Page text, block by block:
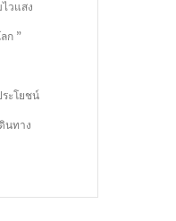
วแสง
ก ”
ะโยชน์
นทาง